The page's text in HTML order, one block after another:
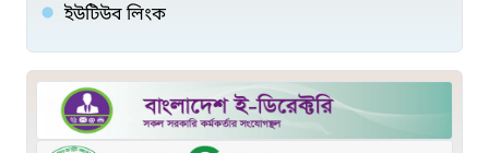
ইউটিউব লিংক